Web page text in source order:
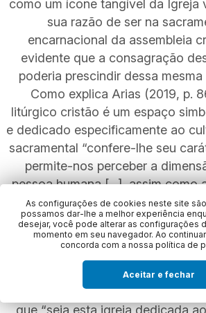
As configurações de cookies neste site
possamos dar-lhe a melhor experiência
desejar, você pode alterar as configurações
momento em seu navegador. Ao
concorda com a nossa política de
Aceitar e fechar
como um ícone tangível da Igreja
sua razão de ser na
encarnacional da assembleia
evidente que a consagração
poderia prescindir dessa
Como explica Arias (2019, p.
litúrgico cristão é um espaço
e dedicado especificamente ao
sacramental “confere-lhe seu
permite-nos perceber a
pessoa humana [...], assim como
divina em relação à
justamente por isso que a Igreja
de Dedicação de Igreja e de Altar
peculiar da Igreja peregrina na
Igreja que habita nos céus”,